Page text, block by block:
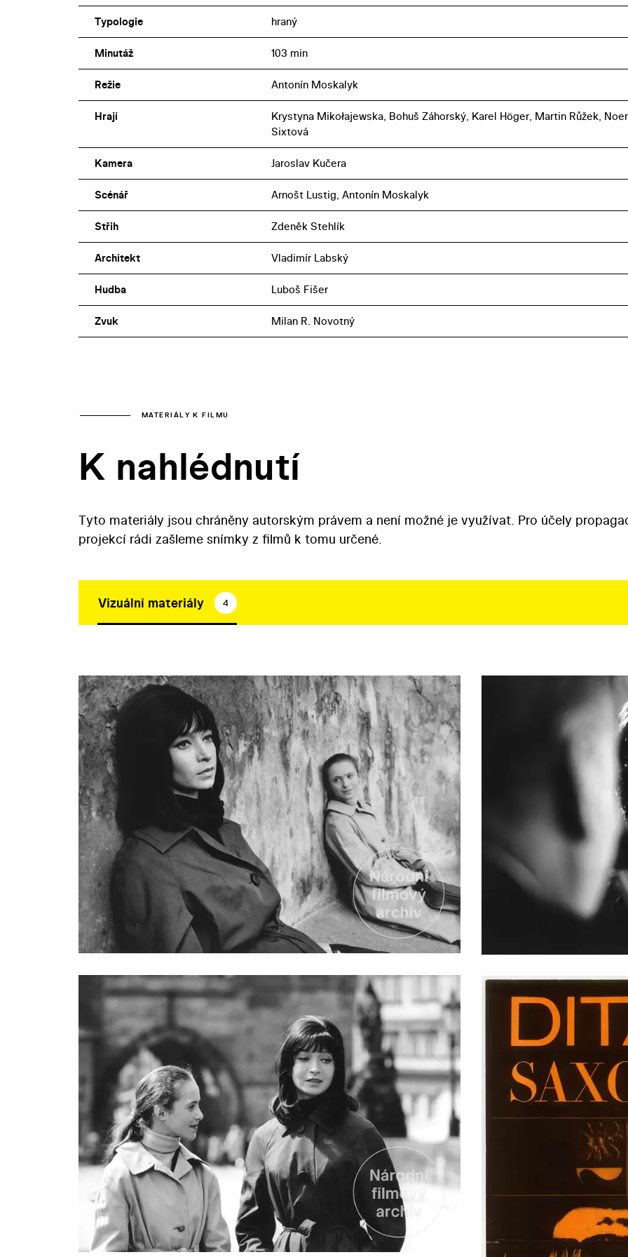
Typologie hraný
Minutáž 103 min
Režie Antonín Moskalyk
Hrají
Krystyna Mikołajewska, Bohuš Záhorský, Karel Höger, Martin Růžek,
Sixtová
Kamera Jaroslav Kučera
Scénář Arnošt Lustig, Antonín Moskalyk
Střih Zdeněk Stehlík
Architekt Vladimír Labský
Hudba Luboš Fišer
Zvuk Milan R. Novotný
MATERIÁLY K FILMU
K nahlédnutí
Tyto materiály jsou chráněny autorským právem a není možné je využívat. Pro účely
projekcí rádi zašleme snímky z filmů k tomu určené.
Vizuální materiály 4